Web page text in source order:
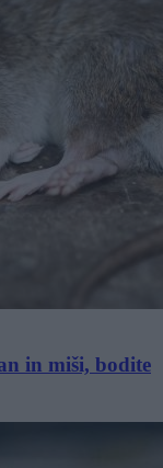
in miši, bodite